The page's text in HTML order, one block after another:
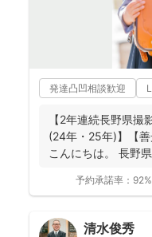
発達凸凹相談歓迎
【2年連続長野県撮
(24年・25年)】【善
こんにちは。 長野
予約承諾率： 92%
清水俊秀